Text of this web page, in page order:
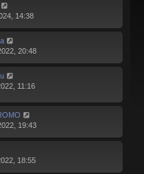
14:38
20:48
11:16
19:43
18:55